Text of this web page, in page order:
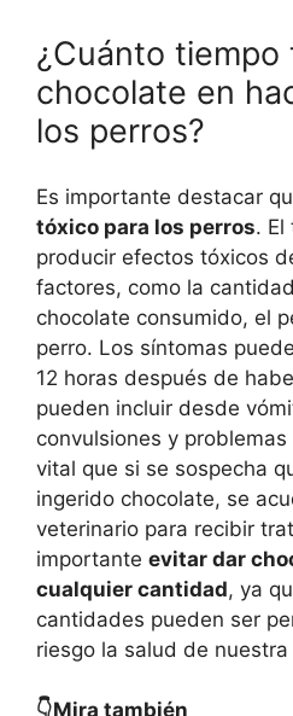
¿Cuánto tiempo
chocolate en
los perros?
Es importante destacar
tóxico para los perros. El
producir efectos tóxicos
factores, como la
chocolate consumido, el
perro. Los síntomas
12 horas después de
pueden incluir desde
convulsiones y
vital que si se sospecha
ingerido chocolate, se
veterinario para recibir
importante evitar dar
cualquier cantidad, ya
cantidades pueden ser
riesgo la salud de
👇Mira también